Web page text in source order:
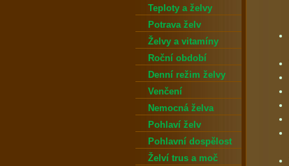
Teploty a želvy
Potrava želv
Želvy a vitamíny
Roční období
Denní režim želvy
Venčení
Nemocná želva
Pohlaví želv
Pohlavní dospělost
Želví trus a moč